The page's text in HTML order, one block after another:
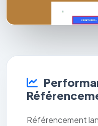
Référencement